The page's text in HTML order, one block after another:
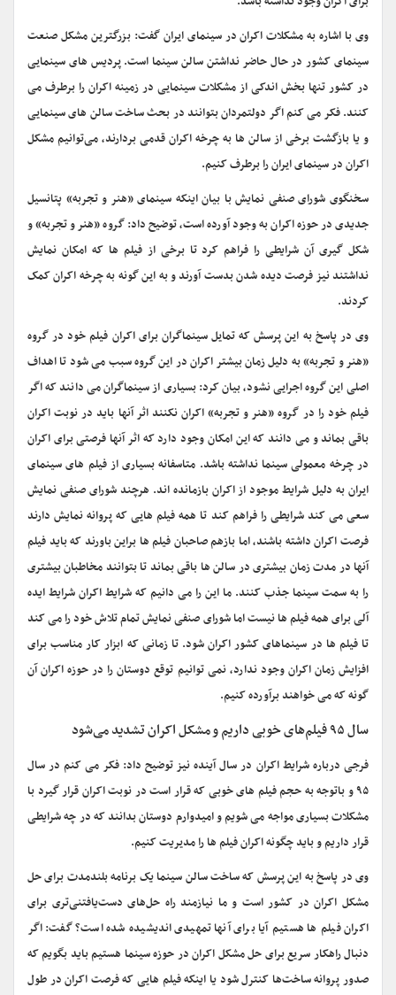
وی با اشاره به مشکلات اکران در سینمای ایران گفت: بزرگترین مشکل صنعت
سینمای کشور در حال حاضر نداشتن سالن سینما است. پردیس های سینمایی
در کشور تنها بخش اندکی از مشکلات سینمایی در زمینه اکران را برطرف می
کنند. فکر می کنم اگر دولتمردان بتوانند در بحث ساخت سالن های سینمایی
و یا بازگشت برخی از سالن ها به چرخه اکران قدمی بردارند، می‌توانیم مشکل
اکران در سینمای ایران را برطرف کنیم.
سخنگوی شورای صنفی نمایش با بیان اینکه سینمای «هنر و تجربه» پتانسیل
جدیدی در حوزه اکران به وجود آورده است، توضیح داد: گروه «هنر و تجربه» و
شکل گیری آن شرایطی را فراهم کرد تا برخی از فیلم ها که امکان نمایش
نداشتند نیز فرصت دیده شدن بدست آورند و به این گونه به چرخه اکران کمک
کردند.
وی در پاسخ به این پرسش که تمایل سینماگران برای اکران فیلم خود در گروه
«هنر و تجربه» به دلیل زمان بیشتر اکران در این گروه سبب می شود تا اهداف
اصلی این گروه اجرایی نشود، بیان کرد: بسیاری از سینماگران می دانند که اگر
فیلم خود را در گروه «هنر و تجربه» اکران نکنند اثر آنها باید در نوبت اکران
باقی بماند و می دانند که این امکان وجود دارد که اثر آنها فرصتی برای اکران
در چرخه معمولی سینما نداشته باشد. متاسفانه بسیاری از فیلم های سینمای
ایران به دلیل شرایط موجود از اکران بازمانده اند. هرچند شورای صنفی نمایش
سعی می کند شرایطی را فراهم کند تا همه فیلم هایی که پروانه نمایش دارند
فرصت اکران داشته باشند، اما بازهم صاحبان فیلم ها براین باورند که باید فیلم
آنها در مدت زمان بیشتری در سالن ها باقی بماند تا بتوانند مخاطبان بیشتری
را به سمت سینما جذب کنند. ما این را می دانیم که شرایط اکران شرایط ایده
آلی برای همه فیلم ها نیست اما شورای صنفی نمایش تمام تلاش خود را می کند
تا فیلم ها در سینماهای کشور اکران شود. تا زمانی که ابزار کار مناسب برای
افزایش زمان اکران وجود ندارد، نمی توانیم توقع دوستان را در حوزه اکران آن
گونه که می خواهند برآورده کنیم.
سال ۹۵ فیلم‌های خوبی داریم و مشکل اکران تشدید می‌شود
فرجی درباره شرایط اکران در سال آینده نیز توضیح داد: فکر می کنم در سال
۹۵ و باتوجه به حجم فیلم های خوبی که قرار است در نوبت اکران قرار گیرد با
مشکلات بسیاری مواجه می شویم و امیدوارم دوستان بدانند که در چه شرایطی
قرار داریم و باید چگونه اکران فیلم ها را مدیریت کنیم.
وی در پاسخ به این پرسش که ساخت سالن سینما یک برنامه بلندمدت برای حل
مشکل اکران در کشور است و ما نیازمند راه حل‌های دست‌یافتنی‌تری برای
اکران فیلم ها هستیم آیا برای آنها تمهیدی اندیشیده شده است؟ گفت: اگر
دنبال راهکار سریع برای حل مشکل اکران در حوزه سینما هستیم باید بگویم که
صدور پروانه ساخت‌ها کنترل شود یا اینکه فیلم هایی که فرصت اکران در طول